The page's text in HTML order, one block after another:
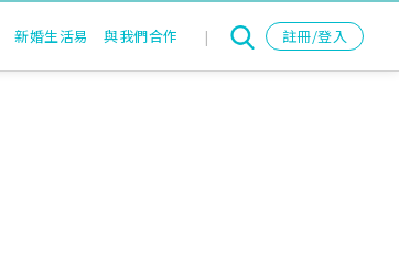
新婚生活易 與我們合作 | 註冊/登入